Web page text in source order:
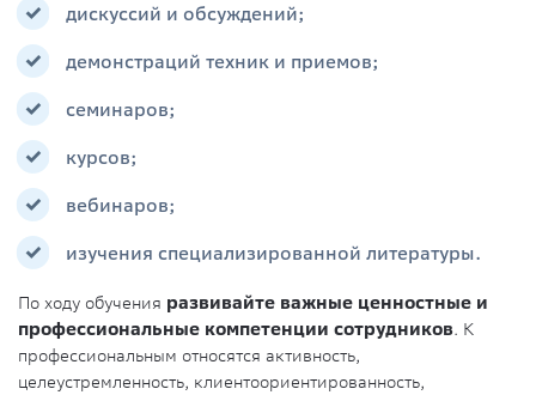
дискуссий и обсуждений;
демонстраций техник и приемов;
семинаров;
курсов;
вебинаров;
изучения специализированной литературы.
По ходу обучения развивайте важные ценностные и
профессиональные компетенции сотрудников. К
профессиональным относятся активность,
целеустремленность, клиентоориентированность,